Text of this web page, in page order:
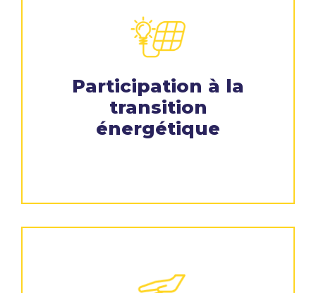
Participation à la
transition
énergétique​ ​ ​